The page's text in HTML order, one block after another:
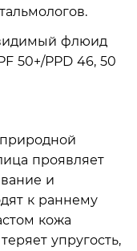
проявляет
и
к раннему
кожа
упругость,